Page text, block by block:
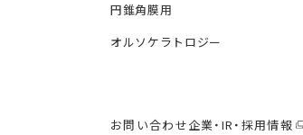
円錐角膜用
オルソケラトロジー
お問い合わせ企業・IR・採用情報